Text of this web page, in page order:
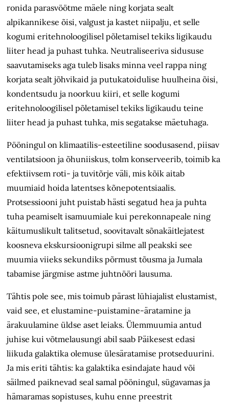
ronida parasvöötme mäele ning korjata sealt
alpikannikese õisi, valgust ja kastet niipalju, et selle
kogumi eritehnoloogilisel põletamisel tekiks ligikaudu
liiter head ja puhast tuhka. Neutraliseeriva sidususe
saavutamiseks aga tuleb lisaks minna veel rappa ning
korjata sealt jõhvikaid ja putukatoidulise huulheina õisi,
kondentsudu ja noorkuu kiiri, et selle kogumi
eritehnoloogilisel põletamisel tekiks ligikaudu teine
liiter head ja puhast tuhka, mis segatakse mäetuhaga.
Pööningul on klimaatilis-esteetiline soodusasend, piisav
ventilatsioon ja õhuniiskus, tolm konserveerib, toimib ka
efektiivsem roti- ja tuvitõrje väli, mis kõik aitab
muumiaid hoida latentses kõnepotentsiaalis.
Protsessiooni juht puistab hästi segatud hea ja puhta
tuha peamiselt isamuumiale kui perekonnapeale ning
käitumuslikult talitsetud, soovitavalt sõnakäitlejatest
koosneva ekskursioonigrupi silme all peakski see
muumia viieks sekundiks põrmust tõusma ja Jumala
tabamise järgmise astme juhtnööri lausuma.
Tähtis pole see, mis toimub pärast lühiajalist elustamist,
vaid see, et elustamine-puistamine-äratamine ja
ärakuulamine üldse aset leiaks. Ülemmuumia antud
juhise kui võtmelausungi abil saab Päikesest edasi
liikuda galaktika olemuse ülesäratamise protseduurini.
Ja mis eriti tähtis: ka galaktika esindajate haud või
säilmed paiknevad seal samal pööningul, sügavamas ja
hämaramas sopistuses, kuhu enne preestrit